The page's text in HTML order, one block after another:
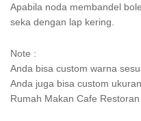
Apabila noda membandel
seka dengan lap kering.
Note :
Anda bisa custom warna
Anda juga bisa custom
Rumah Makan Cafe Restoran